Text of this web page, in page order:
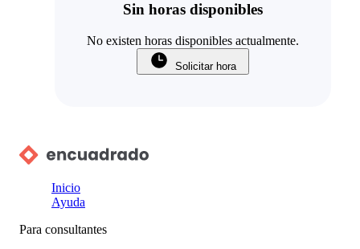
Sin horas disponibles
No existen horas disponibles actualmente.
Solicitar hora
Inicio
Ayuda
Para consultantes